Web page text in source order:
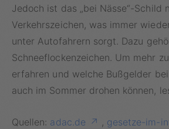
Jedoch ist das „bei Nässe“-Schild
Verkehrszeichen, was immer
unter Autofahrern sorgt. Dazu
Schneeflockenzeichen. Um mehr
erfahren und welche Bußgelder
auch im Sommer drohen können,
Quellen: adac.de , gesetze-im-